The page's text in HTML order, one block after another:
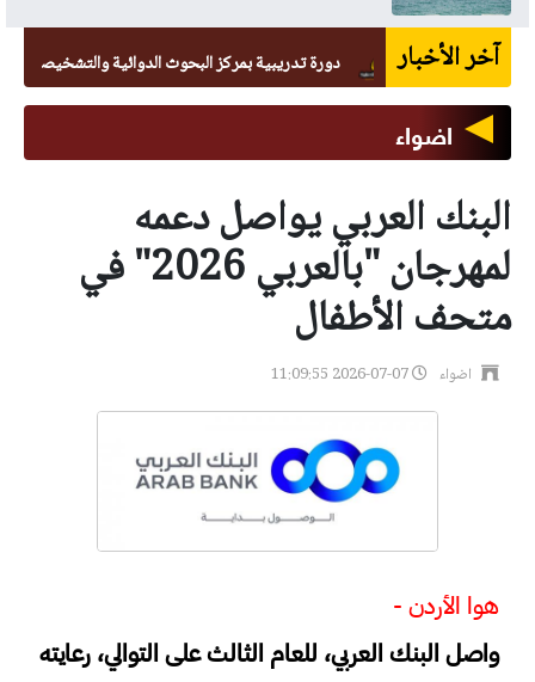
آخر الأخبار دورة تدريبية بمركز البحوث الدوائية والتشخيصية في عمان
اضواء
البنك العربي يواصل دعمه
لمهرجان "بالعربي 2026" في
متحف الأطفال
اضواء
هوا الأردن -
واصل البنك العربي، للعام الثالث على التوالي، رعايته